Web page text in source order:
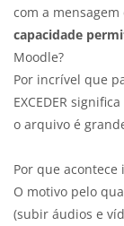
com a mensagem
capacidade
Moodle?
Por incrível que
EXCEDER
o arquivo é
Por que acontece
O motivo pelo
(subir áudios e